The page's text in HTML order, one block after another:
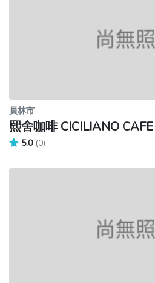
員林市
熙舍咖啡 CICILIANO CAFE
5.0 (0)